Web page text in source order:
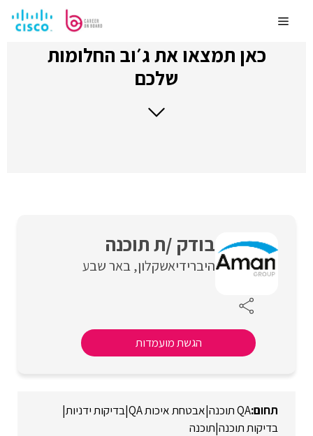
לתוכןMenu
כאן תמצאו את ג׳וב החלומות
שלכם
בודק /ת תוכנה
היברידיאשקלון באר שבע
הגשת מועמדות
QA תוכנה |אבטחת איכות QA |בדיקות ידניות|
בדיקות תוכנה|תוכנה